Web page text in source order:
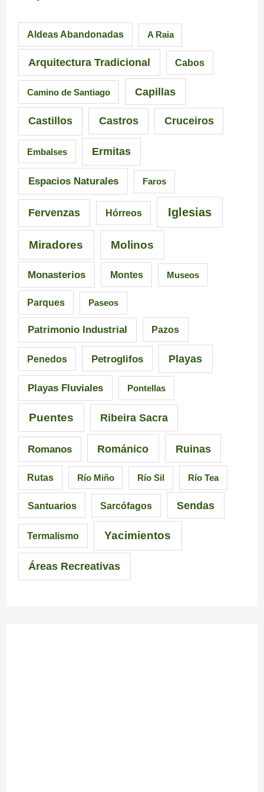
Aldeas Abandonadas A Raia
Arquitectura Tradicional Cabos
Camino de Santiago Capillas
Castillos Castros Cruceiros
Embalses Ermitas
Espacios Naturales Faros
Fervenzas Hórreos Iglesias
Miradores Molinos
Monasterios Montes Museos
Parques Paseos
Patrimonio Industrial Pazos
Penedos Petroglifos Playas
Playas Fluviales Pontellas
Puentes Ribeira Sacra
Romanos Románico Ruinas
Rutas Río Miño Río Sil Río Tea
Santuarios Sarcófagos Sendas
Termalismo Yacimientos
Áreas Recreativas
l
l
e
i
r
o
–
P
r
a
d
e
C
a
r
a
l
r
e
s
i
n
a
n
t
e
s
e
G
a
l
i
c
i
a
F
u
e
n
e
d
e
l
a
I
q
u
i
s
i
c
i
n